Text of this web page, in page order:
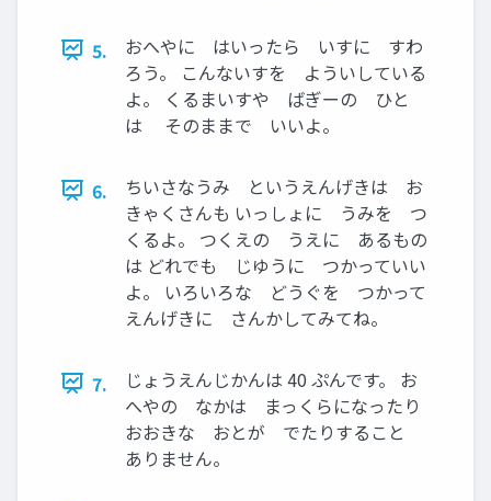
5.
おへやに はいったら いすに すわ
ろう。 こんないすを よういしている
よ。 くるまいすや ばぎーの ひと
は そのままで いいよ。
6.
ちいさなうみ というえんげきは お
きゃくさんも いっしょに うみを つ
くるよ。 つくえの うえに あるもの
は どれでも じゆうに つかっていい
よ。 いろいろな どうぐを つかって
えんげきに さんかしてみてね。
7.
じょうえんじかんは 40 ぷんです。 お
へやの なかは まっくらになったり
おおきな おとが でたりすること
ありません。